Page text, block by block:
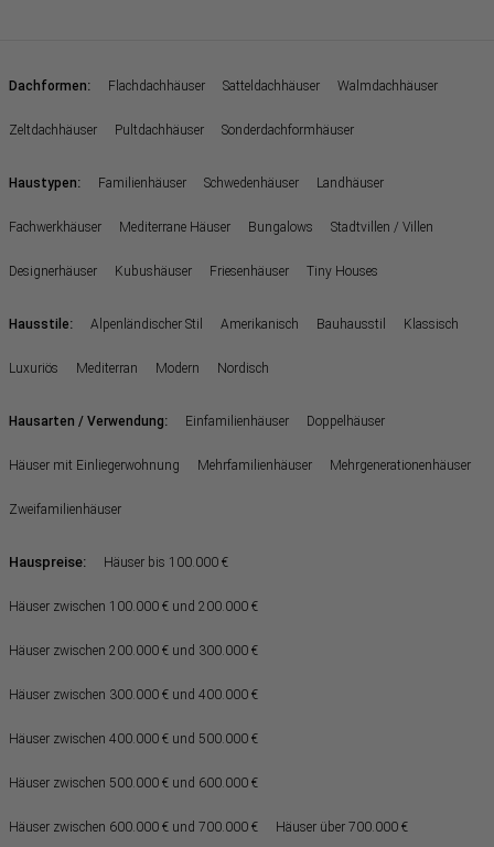
Dachformen: Flachdachhäuser Satteldachhäuser Walmdachhäuser
Zeltdachhäuser Pultdachhäuser Sonderdachformhäuser
Haustypen: Familienhäuser Schwedenhäuser Landhäuser
Fachwerkhäuser Mediterrane Häuser Bungalows Stadtvillen / Villen
Designerhäuser Kubushäuser Friesenhäuser Tiny Houses
Hausstile: Alpenländischer Stil Amerikanisch Bauhausstil Klassisch
Luxuriös Mediterran Modern Nordisch
Hausarten / Verwendung: Einfamilienhäuser Doppelhäuser
Häuser mit Einliegerwohnung Mehrfamilienhäuser Mehrgenerationenhäuser
Zweifamilienhäuser
Hauspreise: Häuser bis 100.000 €
Häuser zwischen 100.000 € und 200.000 €
Häuser zwischen 200.000 € und 300.000 €
Häuser zwischen 300.000 € und 400.000 €
Häuser zwischen 400.000 € und 500.000 €
Häuser zwischen 500.000 € und 600.000 €
Häuser zwischen 600.000 € und 700.000 € Häuser über 700.000 €